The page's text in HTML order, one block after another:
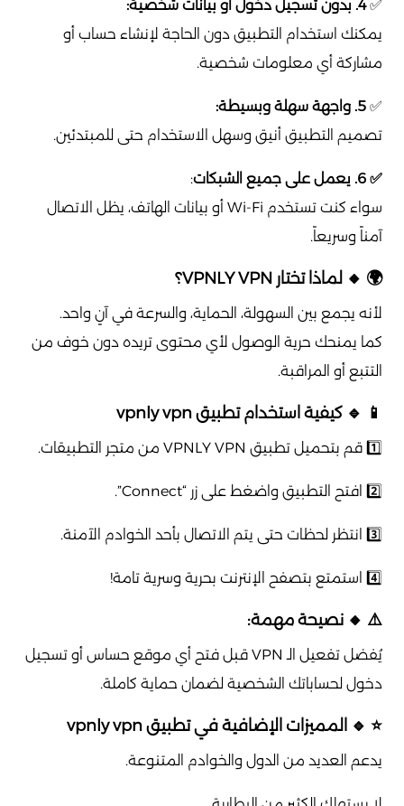
✅4. بدون تسجيل دخول أو بيانات شخصية:
يمكنك استخدام التطبيق دون الحاجة لإنشاء حساب أو
مشاركة أي معلومات شخصية.
✅ 5. واجهة سهلة وبسيطة:
تصميم التطبيق أنيق وسهل الاستخدام حتى للمبتدئين.
✅ 6. يعمل على جميع الشبكات
:
سواء كنت تستخدم Wi-Fi أو بيانات الهاتف، يظل الاتصال
آمناً وسريعاً.
🌍 🔸 لماذا تختار VPNLY VPN؟
لأنه يجمع بين السهولة، الحماية، والسرعة في آنٍ واحد.
كما يمنحك حرية الوصول لأي محتوى تريده دون خوف من
التتبع أو المراقبة.
📱 🔹 كيفية استخدام تطبيق vpnly vpn
1️⃣ قم بتحميل تطبيق VPNLY VPN من متجر التطبيقات.
2️⃣ افتح التطبيق واضغط على زر “Connect”.
3️⃣ انتظر لحظات حتى يتم الاتصال بأحد الخوادم الآمنة.
4️⃣ استمتع بتصفح الإنترنت بحرية وسرية تامة!
⚠️ 🔸 نصيحة مهمة:
يُفضل تفعيل الـ VPN قبل فتح أي موقع حساس أو تسجيل
دخول لحساباتك الشخصية لضمان حماية كاملة.
⭐ 🔹 المميزات الإضافية في تطبيق vpnly vpn
يدعم العديد من الدول والخوادم المتنوعة.